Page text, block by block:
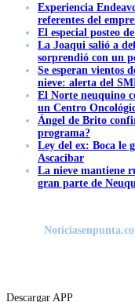
Experiencia
referentes del
El especial posteo
La Joaqui salió a
sorprendió con un
Se esperan vientos
nieve: alerta del
El Norte neuquino
un Centro
Ángel de Brito
programa?
Ley del ex: Boca le
Ascacibar
La nieve mantiene
gran parte de
Descargar APP